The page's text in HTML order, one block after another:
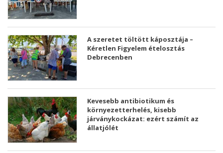
A szeretet töltött káposztája –
Kéretlen Figyelem ételosztás
Debrecenben
Kevesebb antibiotikum és
környezetterhelés, kisebb
járványkockázat: ezért számít az
állatjólét